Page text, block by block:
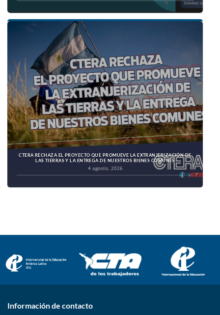
CTERA RECHAZA EL PROYECTO QUE PROMUEVE LA EXTRANJERIZACIÓN DE
LAS TIERRAS Y LA ENTREGA DE NUESTROS BIENES COMUNES
4 agosto, 2026
Información de contacto